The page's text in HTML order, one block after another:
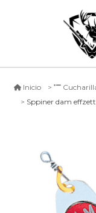
Inicio
Sppiner dam effzett